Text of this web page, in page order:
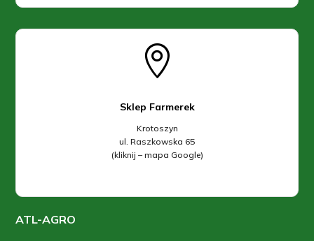

Sklep Farmerek
Krotoszyn
ul. Raszkowska 65
(kliknij – mapa Google)
ATL-AGRO